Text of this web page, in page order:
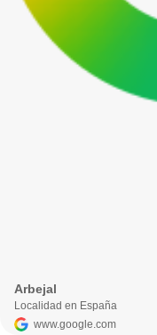
Arbejal
Localidad en España
www.google.com